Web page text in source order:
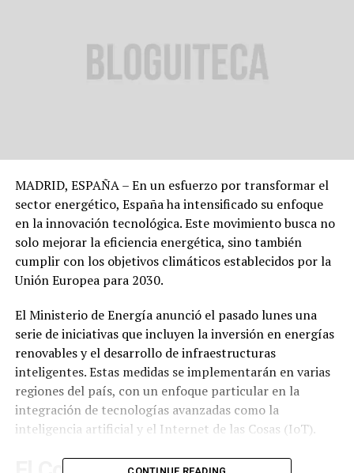
MADRID, ESPAÑA – En un esfuerzo por transformar el
sector energético, España ha intensificado su enfoque
en la innovación tecnológica. Este movimiento busca no
solo mejorar la eficiencia energética, sino también
cumplir con los objetivos climáticos establecidos por la
Unión Europea para 2030.
El Ministerio de Energía anunció el pasado lunes una
serie de iniciativas que incluyen la inversión en energías
renovables y el desarrollo de infraestructuras
inteligentes. Estas medidas se implementarán en varias
regiones del país, con un enfoque particular en la
integración de tecnologías avanzadas como la
inteligencia artificial y el Internet de las Cosas (IoT).